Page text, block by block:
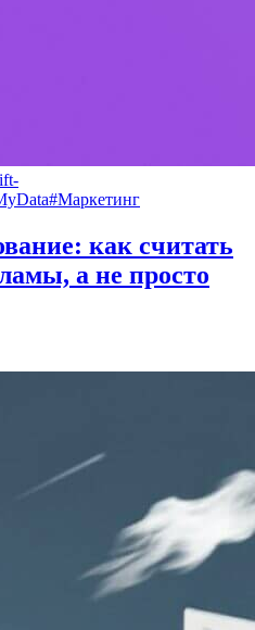
#Маркетинг
как считать
а не просто